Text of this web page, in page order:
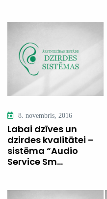
8. novembris, 2016
Labai dzīves un
dzirdes kvalitātei –
sistēma “Audio
Service Sm...